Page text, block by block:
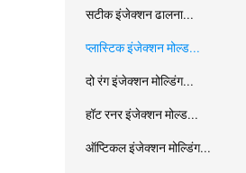
सटीक इंजेक्शन ढालना...
प्लास्टिक इंजेक्शन मोल्ड...
दो रंग इंजेक्शन मोल्डिंग...
हॉट रनर इंजेक्शन मोल्ड...
ऑप्टिकल इंजेक्शन मोल्डिंग...